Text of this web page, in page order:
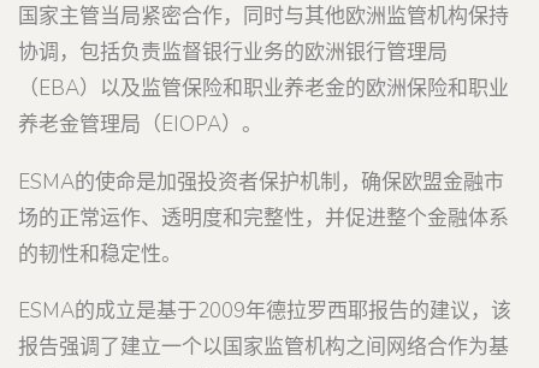
国家主管当局紧密合作，同时与其他欧洲监管机构保持
协调，包括负责监督银行业务的欧洲银行管理局
（EBA）以及监管保险和职业养老金的欧洲保险和职业
养老金管理局（EIOPA）。
ESMA的使命是加强投资者保护机制，确保欧盟金融市
场的正常运作、透明度和完整性，并促进整个金融体系
的韧性和稳定性。
ESMA的成立是基于2009年德拉罗西耶报告的建议，该
报告强调了建立一个以国家监管机构之间网络合作为基